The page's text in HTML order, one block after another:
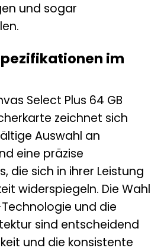
und sogar
im
Select Plus 64 GB
zeichnet sich
Auswahl an
eine präzise
die sich in ihrer Leistung
widerspiegeln. Die Wahl
und die
sind entscheidend
und die konsistente